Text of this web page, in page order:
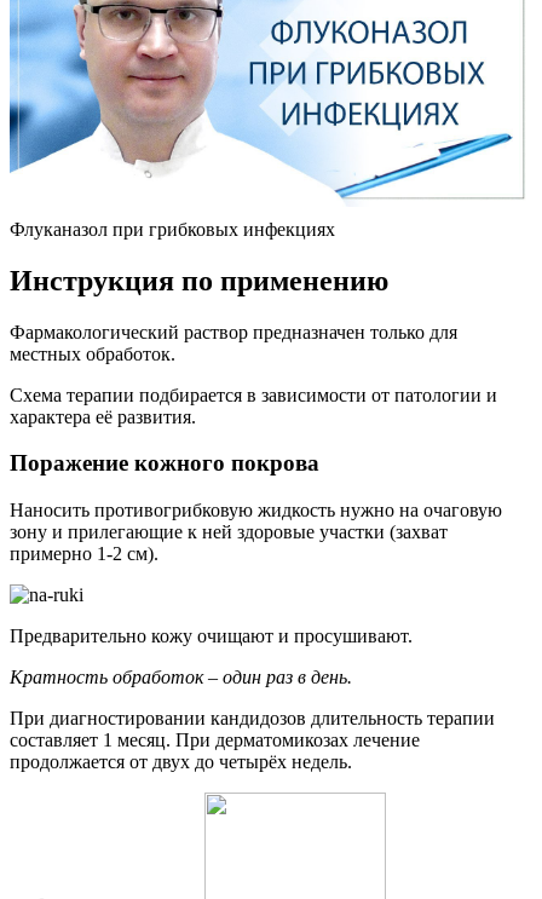
Схема терапии подбирается в зависимости от патологии и
характера её развития.
Поражение кожного покрова
Наносить противогрибковую жидкость нужно на очаговую
зону и прилегающие к ней здоровые участки (захват
примерно 1-2 см).
Кратность обработок – один раз в день.
При диагностировании кандидозов длительность терапии
составляет 1 месяц. При дерматомикозах лечение
Читайте также:
Ортофен (мазь, уколы): инструкция по применению,
цена, отзывы, аналоги
Поражение ногтей
Процедуры по нанесению лекарства начинаются с
края подрезаются поражённые участки.
Поверхность обрабатывается маникюрной пилочкой.
Важно максимально удалить очаговые участки.
Далее раствор капают на ноготь, тщательно втирают.